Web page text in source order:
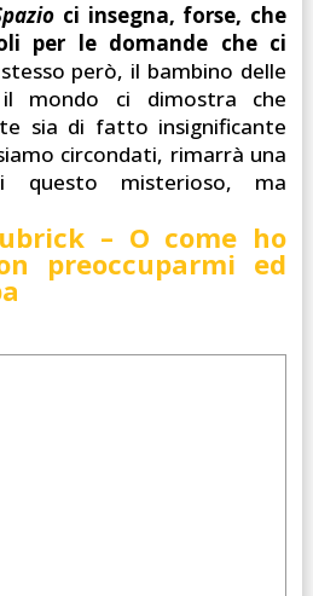
ci insegna, forse, che
per le domande che ci
però, il bambino delle
mondo ci dimostra che
sia di fatto insignificante
circondati, rimarrà una
questo misterioso, ma
– O come ho
preoccuparmi ed